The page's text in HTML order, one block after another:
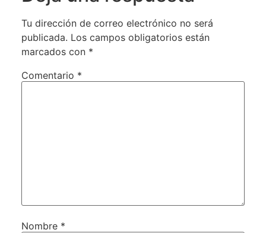
Tu dirección de correo electrónico no será
publicada. Los campos obligatorios están
marcados con *
Comentario *
Nombre *